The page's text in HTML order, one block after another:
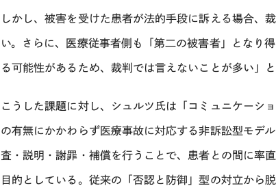
しかし、被害を受けた患者が法的手段に訴える場合、
い。さらに、医療従事者側も「第二の被害者」となり
る可能性があるため、裁判では言えないことが多い」と
こうした課題に対し、シュルツ氏は「コミュニケーシ
の有無にかかわらず医療事故に対応する非訴訟型モデ
査・説明・謝罪・補償を行うことで、患者との間に率
目的としている。従来の「否認と防御」型の対立から